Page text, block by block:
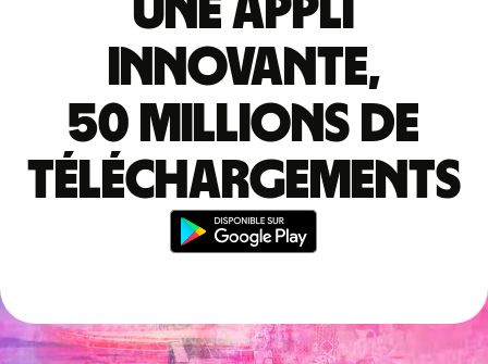
Une appli
innovante,
50 millions de
téléchargements